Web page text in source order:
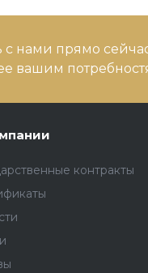
с нами прямо
вашим
контракты